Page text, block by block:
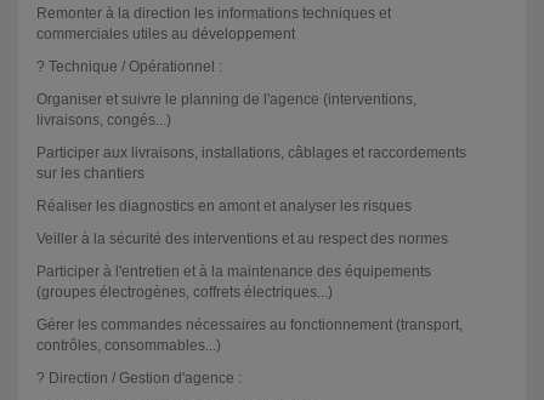
Remonter à la direction les informations techniques et
commerciales utiles au développement
? Technique / Opérationnel :
Organiser et suivre le planning de l'agence (interventions,
livraisons, congés...)
Participer aux livraisons, installations, câblages et raccordements
sur les chantiers
Réaliser les diagnostics en amont et analyser les risques
Veiller à la sécurité des interventions et au respect des normes
Participer à l'entretien et à la maintenance des équipements
(groupes électrogènes, coffrets électriques...)
Gérer les commandes nécessaires au fonctionnement (transport,
contrôles, consommables...)
? Direction / Gestion d'agence :